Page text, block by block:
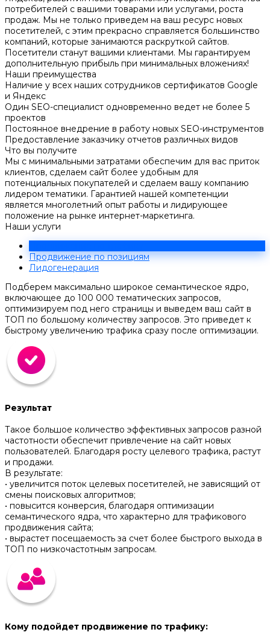
потребителей с вашими товарами или услугами, роста
продаж. Мы не только приведем на ваш ресурс новых
посетителей, с этим прекрасно справляется большинство
компаний, которые занимаются раскруткой сайтов.
Посетители станут вашими клиентами. Мы гарантируем
дополнительную прибыль при минимальных вложениях!
Наши преимущества
Наличие у всех наших сотрудников сертификатов Google
и Яндекс
Один SEO-специалист одновременно ведет не более 5
проектов
Постоянное внедрение в работу новых SEO-инструментов
Предоставление заказчику отчетов различных видов
Что вы получите
Мы с минимальными затратами обеспечим для вас приток
клиентов, сделаем сайт более удобным для
потенциальных покупателей и сделаем вашу компанию
лидером тематики. Гарантией нашей компетенции
является многолетний опыт работы и лидирующее
положение на рынке интернет-маркетинга.
Наши услуги
Продвижение по позициям
Лидогенерация
Подберем максимально широкое семантическое ядро,
включающее до 100 000 тематических запросов,
оптимизируем под него страницы и выведем ваш сайт в
ТОП по большому количеству запросов. Это приведет к
быстрому увеличению трафика сразу после оптимизации.
Результат
Такое большое количество эффективных запросов разной
частотности обеспечит привлечение на сайт новых
пользователей. Благодаря росту целевого трафика, растут
и продажи.
В результате:
• увеличится поток целевых посетителей, не зависящий от
смены поисковых алгоритмов;
• повысится конверсия, благодаря оптимизации
семантического ядра, что характерно для трафикового
продвижения сайта;
• вырастет посещаемость за счет более быстрого выхода в
ТОП по низкочастотным запросам.
Кому подойдет продвижение по трафику: